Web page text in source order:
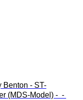
Benton - ST-
(MDS-Model) -  -